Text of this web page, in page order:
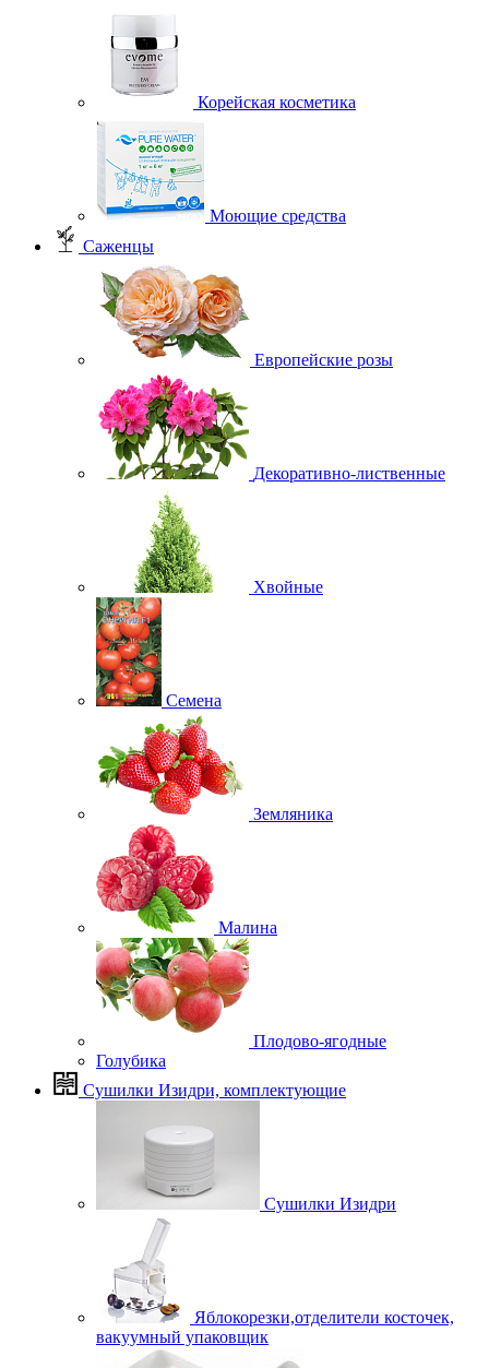
Корейская косметика
Моющие средства
Саженцы
Европейские розы
Декоративно-лиственные
Хвойные
Семена
Земляника
Малина
Плодово-ягодные
Голубика
Сушилки Изидри, комплектующие
Сушилки Изидри
Яблокорезки,отделители косточек,
вакуумный упаковщик